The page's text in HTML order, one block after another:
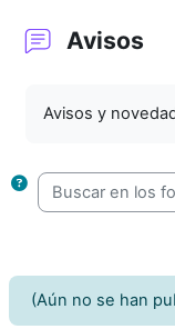
Avisos
Avisos y
Buscar en los foros
(Aún no se han